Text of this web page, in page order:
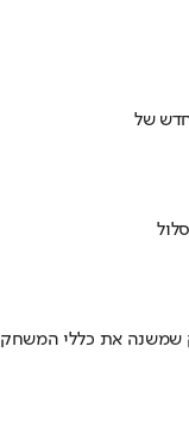
שמשנה את כללי המשחק